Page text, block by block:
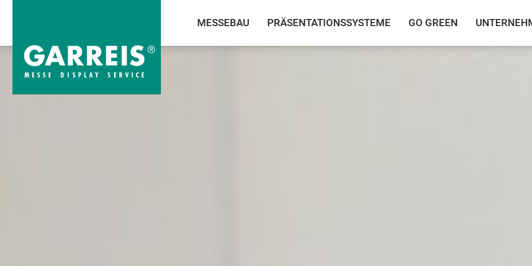
MESSEBAU PRÄSENTATIONSSYSTEME GO GREEN